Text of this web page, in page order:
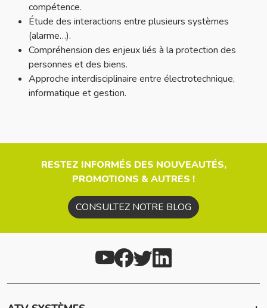
compétence.
Étude des interactions entre plusieurs systèmes
(alarme…).
Compréhension des enjeux liés à la protection des
personnes et des biens.
Approche interdisciplinaire entre électrotechnique,
informatique et gestion.
RESTEZ INFORMÉS DES NOUVEAUTÉS,
PROMOTIONS & AUTRES !
CONSULTEZ NOTRE BLOG